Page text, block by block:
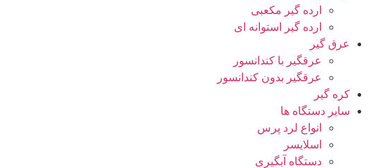
ارده گیر مکعبی
ارده گیر استوانه ای
عرق گیر
عرقگیر با کندانسور
عرقگیر بدون کندانسور
کره گیر
سایر دستگاه ها
انواع لرد پرس
اسلایسر
دستگاه آبگیری